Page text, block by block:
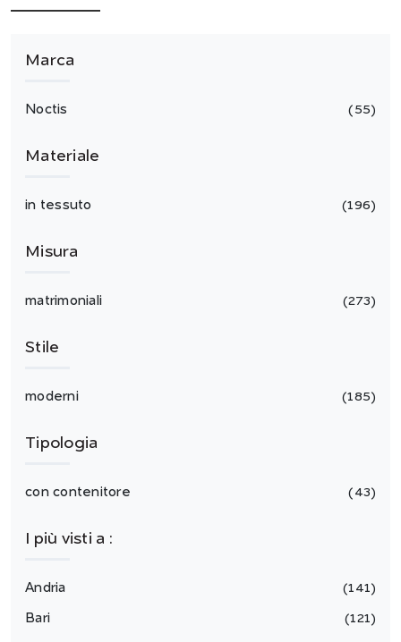
Marca
Noctis 55
Materiale
in tessuto 196
Misura
matrimoniali 273
Stile
moderni 185
Tipologia
con contenitore 43
I più visti a :
Andria 141
Bari 121